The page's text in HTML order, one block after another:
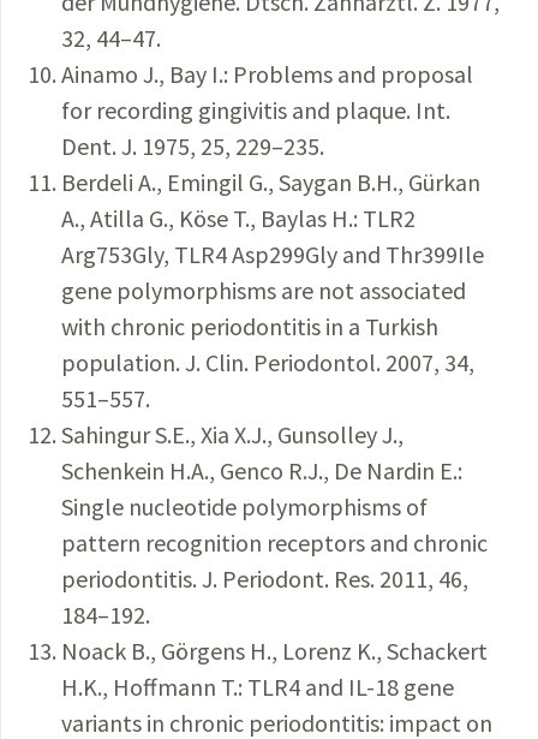
32, 44–47.
Ainamo J., Bay I.: Problems and proposal
for recording gingivitis and plaque. Int.
Dent. J. 1975, 25, 229–235.
Berdeli A., Emingil G., Saygan B.H., Gürkan
A., Atilla G., Köse T., Baylas H.: TLR2
Arg753Gly, TLR4 Asp299Gly and Thr399Ile
gene polymorphisms are not associated
with chronic periodontitis in a Turkish
population. J. Clin. Periodontol. 2007, 34,
551–557.
Sahingur S.E., Xia X.J., Gunsolley J.,
Schenkein H.A., Genco R.J., De Nardin E.:
Single nucleotide polymorphisms of
pattern recognition receptors and chronic
periodontitis. J. Periodont. Res. 2011, 46,
184–192.
Noack B., Görgens H., Lorenz K., Schackert
H.K., Hoffmann T.: TLR4 and IL-18 gene
variants in chronic periodontitis: impact on